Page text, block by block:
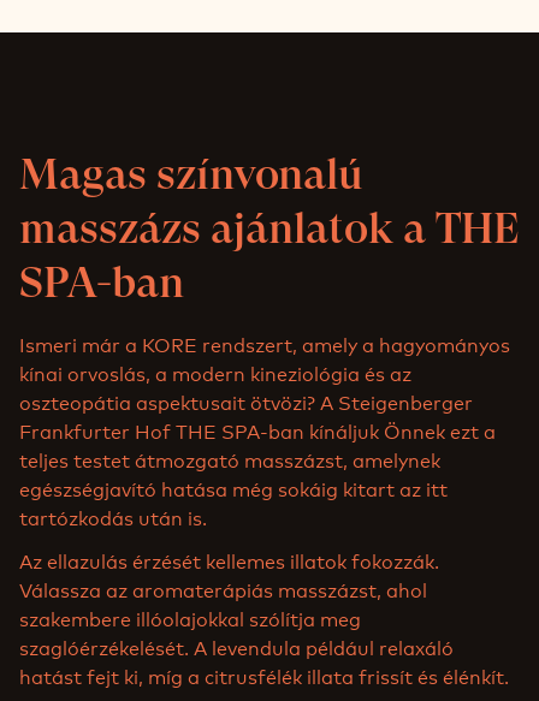
Magas színvonalú
masszázs ajánlatok a THE
SPA-ban
Ismeri már a KORE rendszert, amely a hagyományos
kínai orvoslás, a modern kineziológia és az
oszteopátia aspektusait ötvözi? A Steigenberger
Frankfurter Hof THE SPA-ban kínáljuk Önnek ezt a
teljes testet átmozgató masszázst, amelynek
egészségjavító hatása még sokáig kitart az itt
tartózkodás után is.
Az ellazulás érzését kellemes illatok fokozzák.
Válassza az aromaterápiás masszázst, ahol
szakembere illóolajokkal szólítja meg
szaglóérzékelését. A levendula például relaxáló
hatást fejt ki, míg a citrusfélék illata frissít és élénkít.